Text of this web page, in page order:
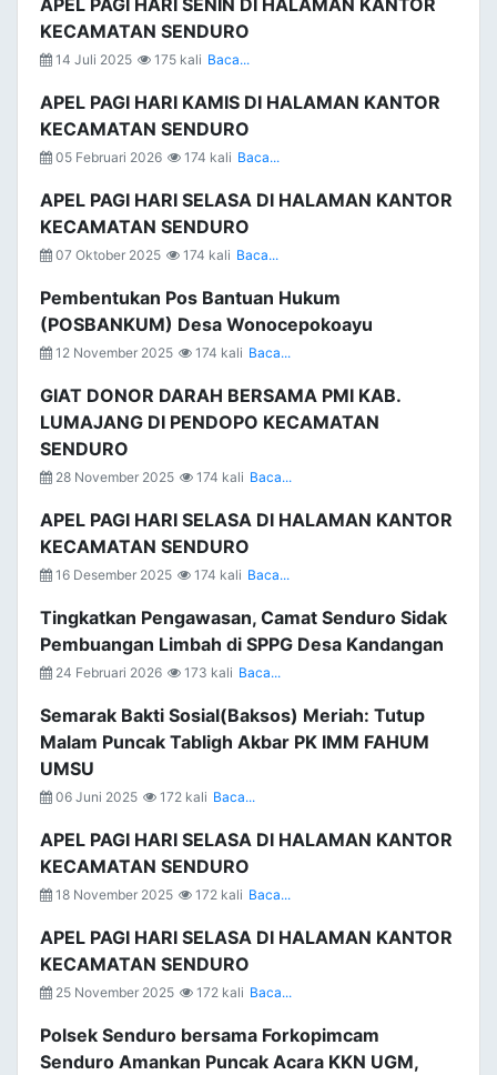
KECAMATAN SENDURO
14 Juli 2025 175 kali Baca...
APEL PAGI HARI KAMIS DI HALAMAN KANTOR
KECAMATAN SENDURO
05 Februari 2026 174 kali Baca...
APEL PAGI HARI SELASA DI HALAMAN KANTOR
KECAMATAN SENDURO
07 Oktober 2025 174 kali Baca...
Pembentukan Pos Bantuan Hukum
(POSBANKUM) Desa Wonocepokoayu
12 November 2025 174 kali Baca...
GIAT DONOR DARAH BERSAMA PMI KAB.
LUMAJANG DI PENDOPO KECAMATAN
SENDURO
28 November 2025 174 kali Baca...
APEL PAGI HARI SELASA DI HALAMAN KANTOR
KECAMATAN SENDURO
16 Desember 2025 174 kali Baca...
Tingkatkan Pengawasan, Camat Senduro Sidak
Pembuangan Limbah di SPPG Desa Kandangan
24 Februari 2026 173 kali Baca...
Semarak Bakti Sosial(Baksos) Meriah: Tutup
Malam Puncak Tabligh Akbar PK IMM FAHUM
UMSU
06 Juni 2025 172 kali Baca...
APEL PAGI HARI SELASA DI HALAMAN KANTOR
KECAMATAN SENDURO
18 November 2025 172 kali Baca...
APEL PAGI HARI SELASA DI HALAMAN KANTOR
KECAMATAN SENDURO
25 November 2025 172 kali Baca...
Polsek Senduro bersama Forkopimcam
Senduro Amankan Puncak Acara KKN UGM,